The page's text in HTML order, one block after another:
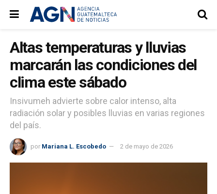
Altas temperaturas y lluvias
marcarán las condiciones del
clima este sábado
Insivumeh advierte sobre calor intenso, alta
radiación solar y posibles lluvias en varias regiones
del país.
por Mariana L. Escobedo 2 de mayo de 2026